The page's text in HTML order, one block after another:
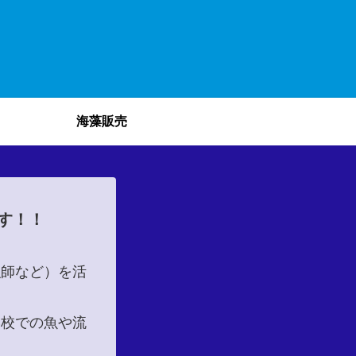
海藻販売
！！
など）を活
での魚や流